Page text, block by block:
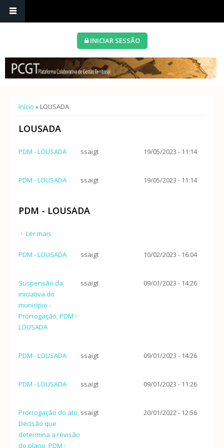
INICIAR SESSÃO
Está aqui
Início » LOUSADA
LOUSADA
PDM - LOUSADA ssaigt 19/05/2023 - 11:14
PDM - LOUSADA ssaigt 19/05/2023 - 11:14
PDM - LOUSADA
Ler mais
PDM - LOUSADA ssaigt 10/02/2023 - 16:04
Suspensão da
iniciativa do
município -
Prorrogação, PDM -
LOUSADA
ssaigt 09/01/2023 - 14:26
PDM - LOUSADA ssaigt 09/01/2023 - 14:26
PDM - LOUSADA ssaigt 09/01/2023 - 11:26
Prorrogação do ato,
Decisão que
determina a revisão
do plano, PDM -
ssaigt 20/01/2022 - 12:56